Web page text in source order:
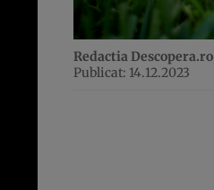
Redactia Descopera.ro
Publicat: 14.12.2023